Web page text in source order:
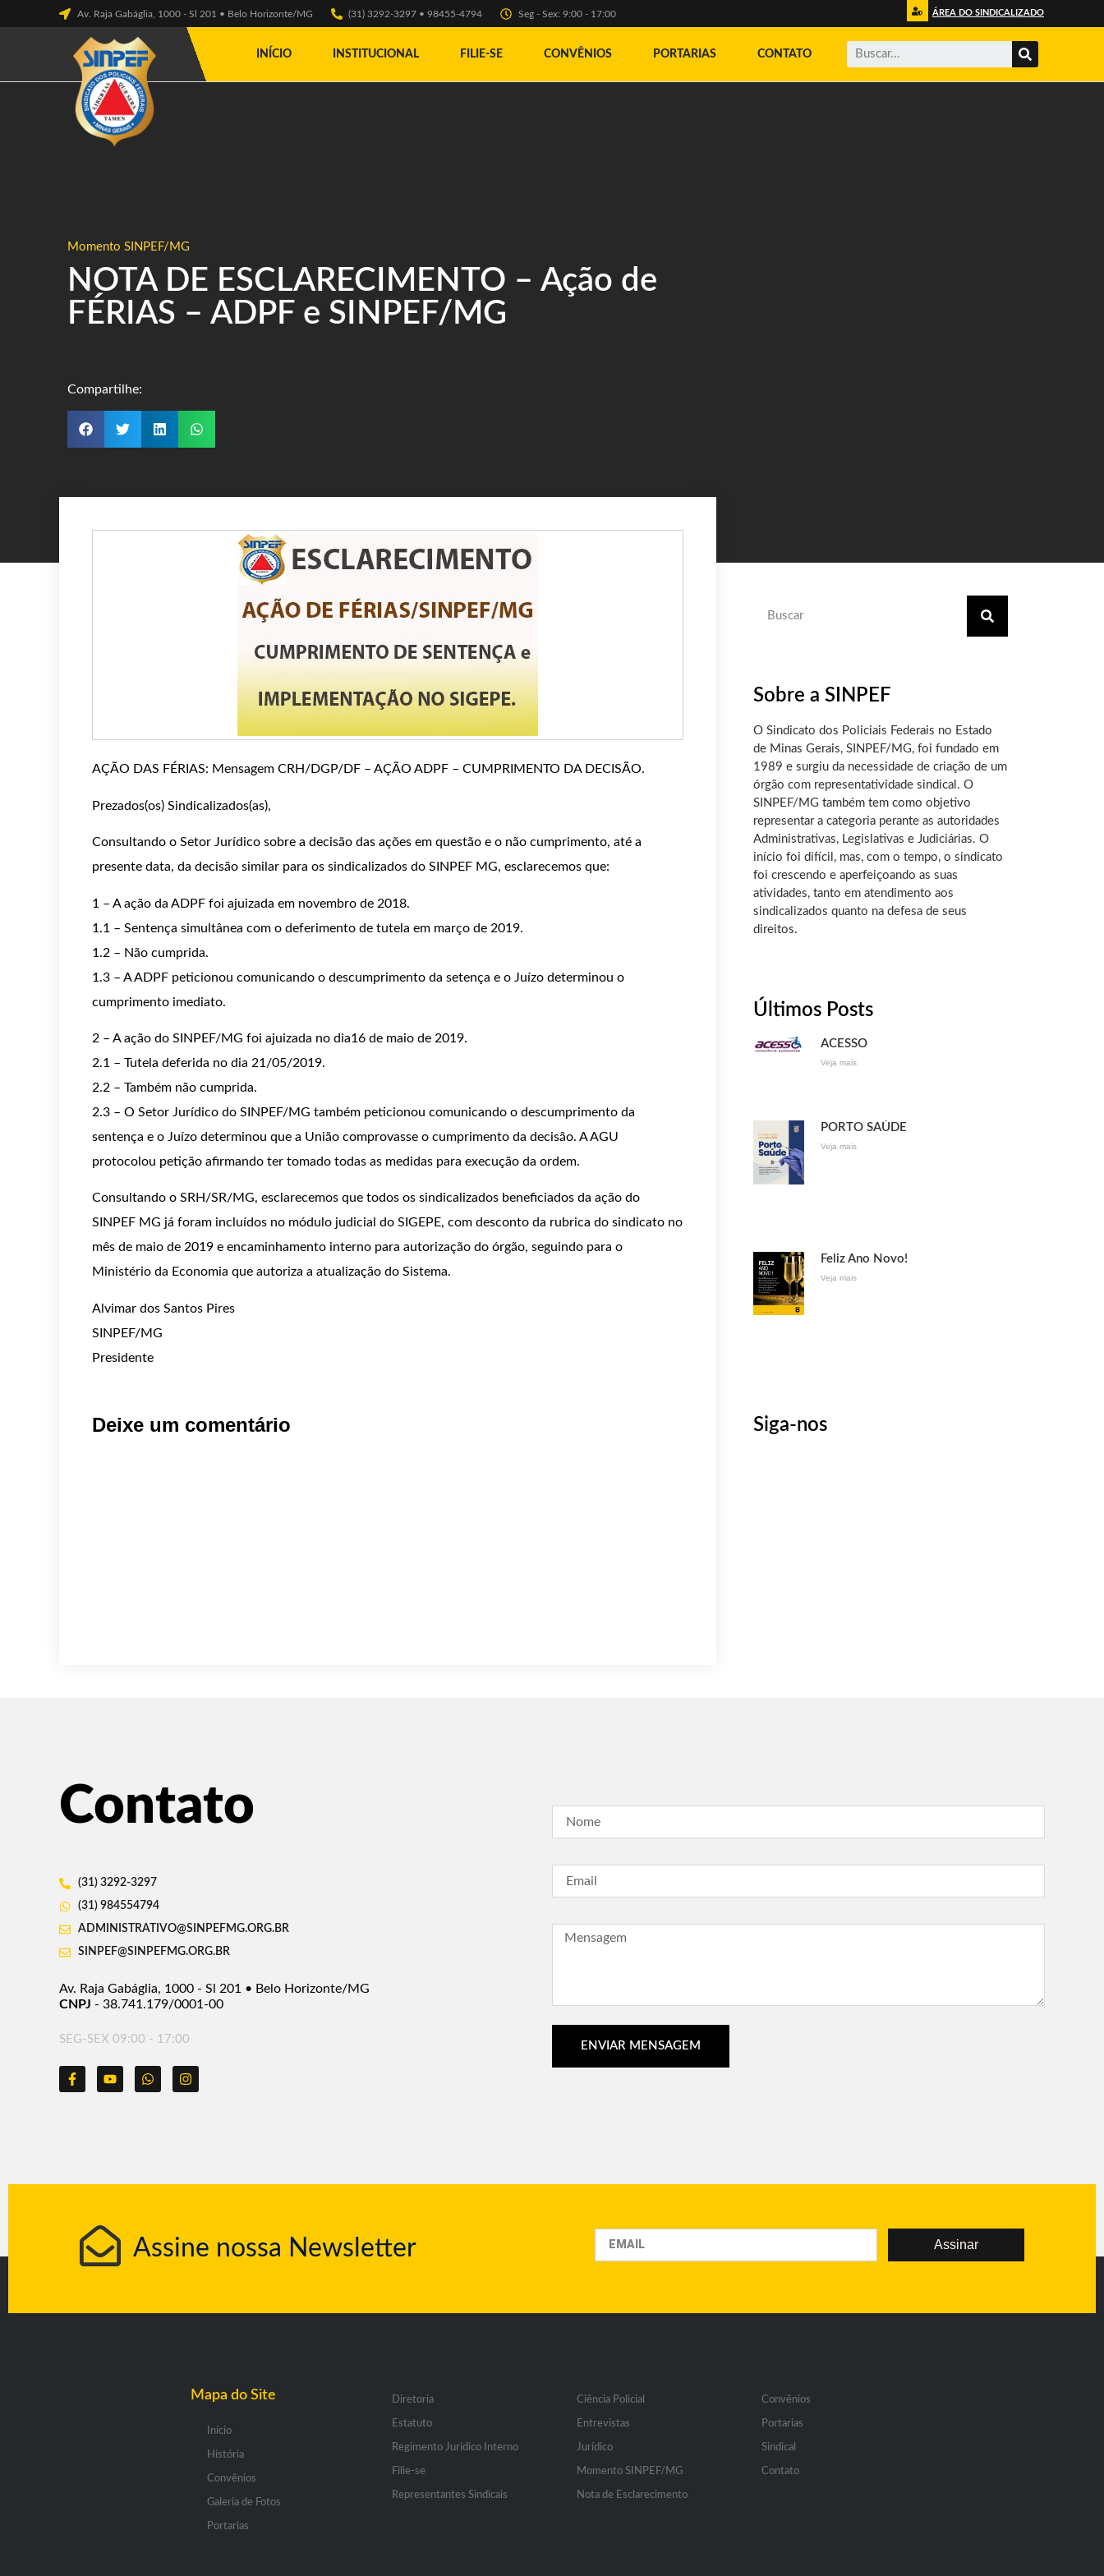
Av. Raja Gabáglia, 1000 - Sl 201 • Belo Horizonte/MG (31) 3292-3297 • 98455-4794 Seg - Sex: 9:00 - 17:00 ÁREA DO SINDICALIZADO
INÍCIO INSTITUCIONAL FILIE-SE CONVÊNIOS PORTARIAS CONTATO
Momento SINPEF/MG
NOTA DE ESCLARECIMENTO – Ação de
FÉRIAS – ADPF e SINPEF/MG
Compartilhe:
AÇÃO DAS FÉRIAS: Mensagem CRH/DGP/DF – AÇÃO ADPF – CUMPRIMENTO DA DECISÃO.
Prezados(os) Sindicalizados(as),
Consultando o Setor Jurídico sobre a decisão das ações em questão e o não cumprimento, até a
presente data, da decisão similar para os sindicalizados do SINPEF MG, esclarecemos que:
1 – A ação da ADPF foi ajuizada em novembro de 2018.
1.1 – Sentença simultânea com o deferimento de tutela em março de 2019.
1.2 – Não cumprida.
1.3 – A ADPF peticionou comunicando o descumprimento da setença e o Juízo determinou o
cumprimento imediato.
2 – A ação do SINPEF/MG foi ajuizada no dia16 de maio de 2019.
2.1 – Tutela deferida no dia 21/05/2019.
2.2 – Também não cumprida.
2.3 – O Setor Jurídico do SINPEF/MG também peticionou comunicando o descumprimento da
sentença e o Juízo determinou que a União comprovasse o cumprimento da decisão. A AGU
protocolou petição afirmando ter tomado todas as medidas para execução da ordem.
Consultando o SRH/SR/MG, esclarecemos que todos os sindicalizados beneficiados da ação do
SINPEF MG já foram incluídos no módulo judicial do SIGEPE, com desconto da rubrica do sindicato no
mês de maio de 2019 e encaminhamento interno para autorização do órgão, seguindo para o
Ministério da Economia que autoriza a atualização do Sistema.
Alvimar dos Santos Pires
SINPEF/MG
Presidente
Deixe um comentário
Sobre a SINPEF
O Sindicato dos Policiais Federais no Estado
de Minas Gerais, SINPEF/MG, foi fundado em
1989 e surgiu da necessidade de criação de um
órgão com representatividade sindical. O
SINPEF/MG também tem como objetivo
representar a categoria perante as autoridades
Administrativas, Legislativas e Judiciárias. O
início foi difícil, mas, com o tempo, o sindicato
foi crescendo e aperfeiçoando as suas
atividades, tanto em atendimento aos
sindicalizados quanto na defesa de seus
direitos.
Últimos Posts
ACESSO
Veja mais
PORTO SAÚDE
Veja mais
Feliz Ano Novo!
Veja mais
Siga-nos
Contato
(31) 3292-3297
(31) 984554794
ADMINISTRATIVO@SINPEFMG.ORG.BR
SINPEF@SINPEFMG.ORG.BR
Av. Raja Gabáglia, 1000 - Sl 201 • Belo Horizonte/MG
CNPJ - 38.741.179/0001-00
SEG-SEX 09:00 - 17:00 ENVIAR MENSAGEM
Assine nossa Newsletter Assinar
Mapa do Site
Início
História
Convênios
Galeria de Fotos
Portarias
Diretoria
Estatuto
Regimento Jurídico Interno
Filie-se
Representantes Sindicais
Ciência Policial
Entrevistas
Jurídico
Momento SINPEF/MG
Nota de Esclarecimento
Convênios
Portarias
Sindical
Contato